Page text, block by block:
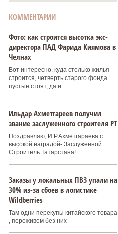
КОММЕНТАРИИ
Фото: как строится высотка экс-
директора ПАД Фарида Киямова в
Челнах
Вот интересно, куда столько жилья
строится, четверть старого фонда
пустые стоят, да и ...
Ильдар Ахметгареев получил
звание заслуженного строителя РТ
Поздравляю, И.Р.Ахметгараева с
высокой наградой- Заслуженной
Строитель Татарстана! ...
Заказы у локальных ПВЗ упали на
30% из-за сбоев в логистике
Wildberries
Там одни перекупы китайского товара
, переживем без них